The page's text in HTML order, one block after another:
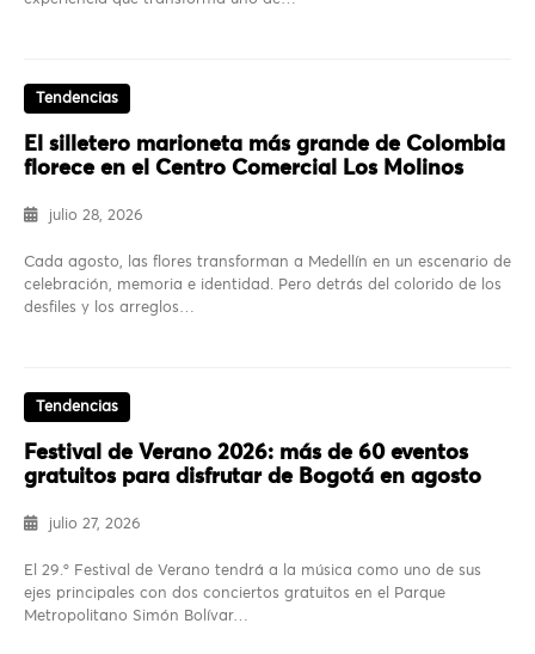
Tendencias
El silletero marioneta más grande de Colombia
florece en el Centro Comercial Los Molinos
julio 28, 2026
Cada agosto, las flores transforman a Medellín en un escenario de
celebración, memoria e identidad. Pero detrás del colorido de los
desfiles y los arreglos…
Tendencias
Festival de Verano 2026: más de 60 eventos
gratuitos para disfrutar de Bogotá en agosto
julio 27, 2026
El 29.º Festival de Verano tendrá a la música como uno de sus
ejes principales con dos conciertos gratuitos en el Parque
Metropolitano Simón Bolívar…